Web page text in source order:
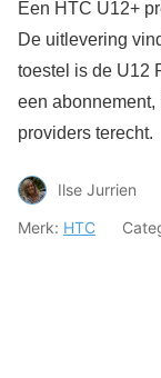
Een HTC U12+
De uitlevering
toestel is de U12
een
providers terecht.
Ilse Jurrien
Merk: HTC